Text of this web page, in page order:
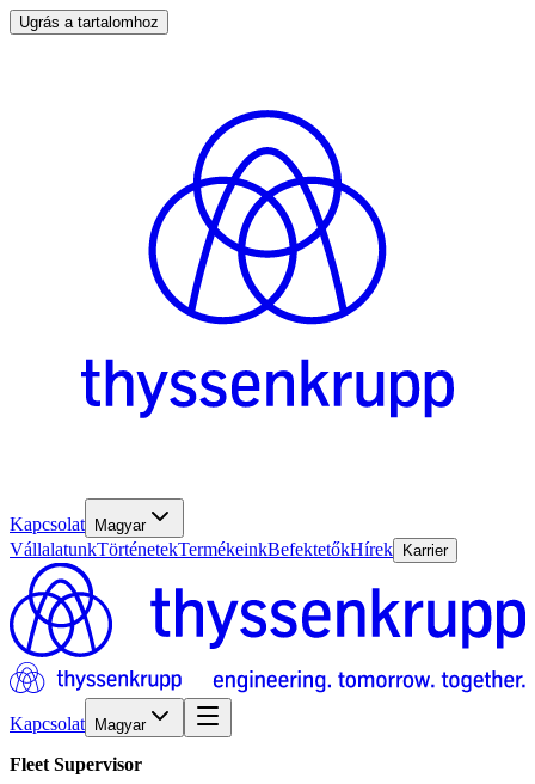
Ugrás a tartalomhoz
Kapcsolat Magyar
VállalatunkTörténetekTermékeinkBefektetőkHírek Karrier
Kapcsolat Magyar
Fleet Supervisor